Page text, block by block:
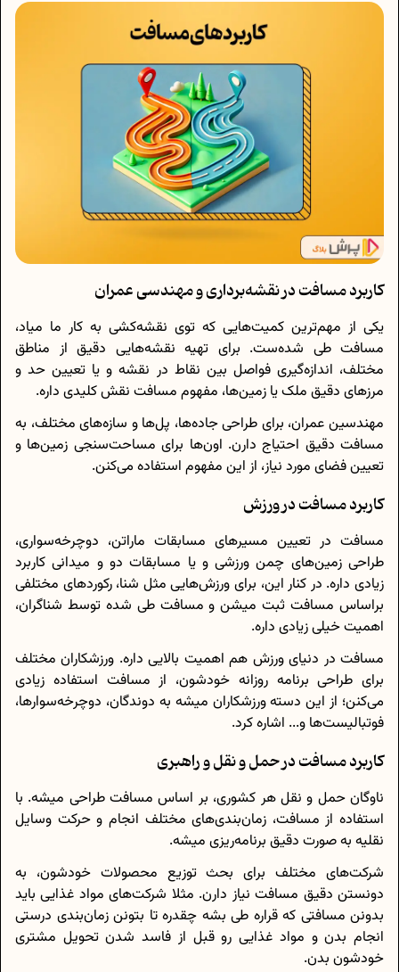
کاربرد مسافت در نقشه‌برداری و مهندسی عمران
یکی از مهم‌ترین کمیت‌هایی که توی نقشه‌کشی به کار ما میاد،
مسافت طی شده‌ست. برای تهیه نقشه‌هایی دقیق از مناطق
مختلف، اندازه‌گیری فواصل بین نقاط در نقشه و یا تعیین حد و
مرز‌های دقیق ملک یا زمین‌ها، مفهوم مسافت نقش کلیدی داره.
مهندسین عمران، برای طراحی جاده‌ها، پل‌ها و سازه‌های مختلف، به
مسافت دقیق احتیاج دارن. اون‌ها برای مساحت‌سنجی زمین‌ها و
تعیین فضای مورد نیاز، از این مفهوم استفاده می‌کنن.
کاربرد مسافت در ورزش
مسافت در تعیین مسیرهای مسابقات ماراتن، دوچرخه‌سواری،
طراحی زمین‌های چمن ورزشی و یا مسابقات دو و میدانی کاربرد
زیادی داره. در کنار این، برای ورزش‌هایی مثل شنا، رکوردهای مختلفی
براساس مسافت ثبت میشن و مسافت طی شده توسط شناگران،
اهمیت خیلی زیادی داره.
مسافت در دنیای ورزش هم اهمیت بالایی داره. ورزشکاران مختلف
برای طراحی برنامه روزانه خودشون، از مسافت استفاده زیادی
می‌کنن؛ از این دسته ورزشکاران میشه به دوندگان، دوچرخه‌سوارها،
فوتبالیست‌ها و... اشاره کرد.
کاربرد مسافت در حمل و نقل و راهبری
ناوگان حمل و نقل هر کشوری، بر اساس مسافت طراحی میشه. با
استفاده از مسافت، زمان‌بندی‌های مختلف انجام و حرکت وسایل
نقلیه به صورت دقیق برنامه‌ریزی میشه.
شرکت‌‌های مختلف برای بحث توزیع محصولات خودشون، به
دونستن دقیق مسافت نیاز دارن. مثلا شرکت‌های مواد غذایی باید
بدونن مسافتی که قراره طی بشه چقدره تا بتونن زمان‌بندی درستی
انجام بدن و مواد غذایی رو قبل از فاسد شدن تحویل مشتری
خودشون بدن.